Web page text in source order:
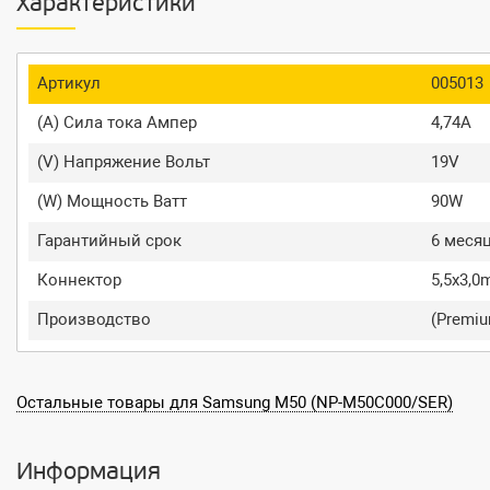
Характеристики
Артикул
005013
(A) Сила тока Ампер
4,74A
(V) Напряжение Вольт
19V
(W) Мощность Ватт
90W
Гарантийный срок
6
Коннектор
Производство
Остальные товары для Samsung M50 (NP-M50C000/SER)
Информация